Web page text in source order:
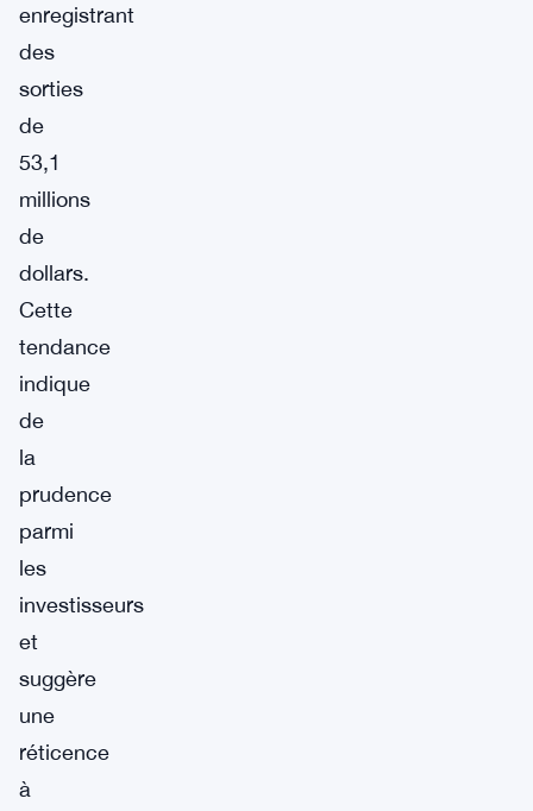
enregistrant
des
sorties
de
53,1
millions
de
dollars.
Cette
tendance
indique
de
la
prudence
parmi
les
investisseurs
et
suggère
une
réticence
à